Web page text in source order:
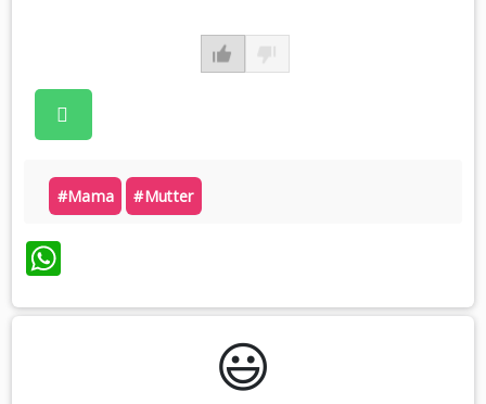
#mama #mutter
WhatsApp
😃️